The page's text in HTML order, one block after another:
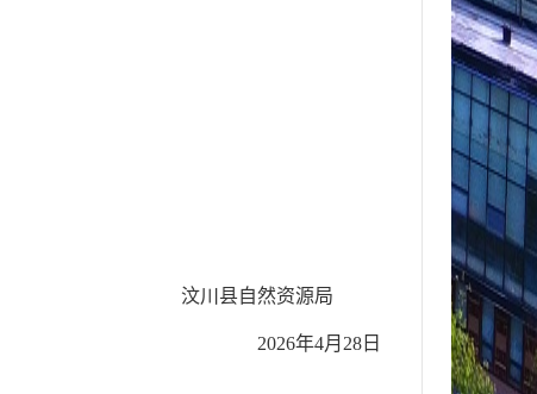
汶川县自然资源局
2026年4月28日